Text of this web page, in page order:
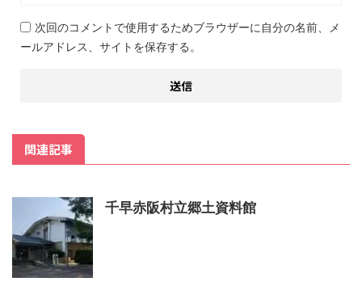
次回のコメントで使用するためブラウザーに自分の名前、メ
ールアドレス、サイトを保存する。
関連記事
千早赤阪村立郷土資料館